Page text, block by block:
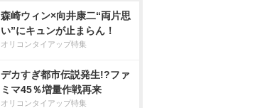
森崎ウィン×向井康二“両片思
い”にキュンが止まらん！
オリコンタイアップ特集
デカすぎ都市伝説発生!?ファ
ミマ45％増量作戦再来
オリコンタイアップ特集